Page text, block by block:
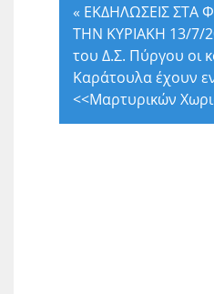
« ΕΚΔΗΛΩΣΕΙΣ ΣΤΑ
ΤΗΝ ΚΥΡΙΑΚΗ 13/
του Δ.Σ. Πύργου οι
Καράτουλα έχουν
<<Μαρτυρικών